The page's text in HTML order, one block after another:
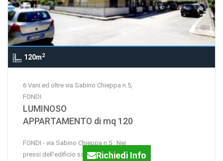
120m2
6 Vani ed oltre via Sabino Chieppa n.5,
FONDI
LUMINOSO
APPARTAMENTO di mq 120
FONDI - via Sabino Chieppa n.5 : Nei
pressi dell'edificio scolastico Aspri, a
Richiedi Info